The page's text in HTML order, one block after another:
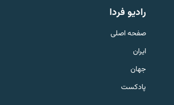
English
به ما بپیوندید
رادیو فردا
صفحه اصلی
ایران
جهان
پادکست